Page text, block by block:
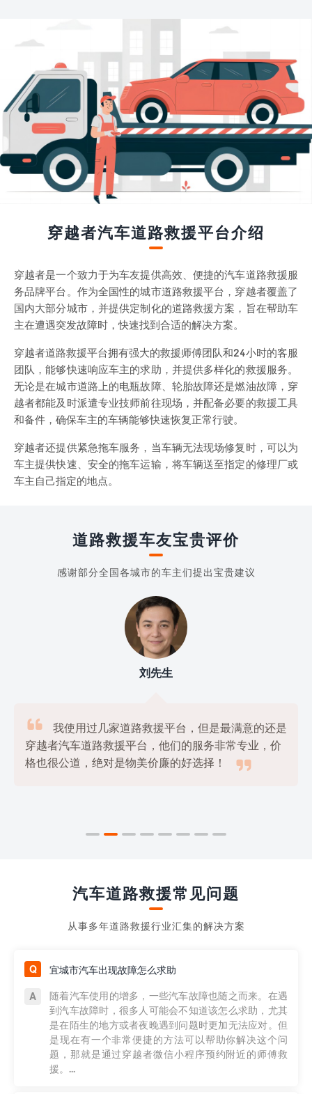
穿越者汽车道路救援平台介绍
穿越者是一个致力于为车友提供高效、便捷的汽车道路救援服
务品牌平台。作为全国性的城市道路救援平台，穿越者覆盖了
国内大部分城市，并提供定制化的道路救援方案，旨在帮助车
主在遭遇突发故障时，快速找到合适的解决方案。
穿越者道路救援平台拥有强大的救援师傅团队和24小时的客服
团队，能够快速响应车主的求助，并提供多样化的救援服务。
无论是在城市道路上的电瓶故障、轮胎故障还是燃油故障，穿
越者都能及时派遣专业技师前往现场，并配备必要的救援工具
和备件，确保车主的车辆能够快速恢复正常行驶。
穿越者还提供紧急拖车服务，当车辆无法现场修复时，可以为
车主提供快速、安全的拖车运输，将车辆送至指定的修理厂或
车主自己指定的地点。
道路救援车友宝贵评价
感谢部分全国各城市的车主们提出宝贵建议
刘先生

我使用过几家道路救援平台，但是最满意的还是
穿越者汽车道路救援平台，他们的服务非常专业，价
格也很公道，绝对是物美价廉的好选择！

汽车道路救援常见问题
从事多年道路救援行业汇集的解决方案
宜城市汽车出现故障怎么求助
随着汽车使用的增多，一些汽车故障也随之而来。在遇
到汽车故障时，很多人可能会不知道该怎么求助，尤其
是在陌生的地方或者夜晚遇到问题时更加无法应对。但
是现在有一个非常便捷的方法可以帮助你解决这个问
题，那就是通过穿越者微信小程序预约附近的师傅救
援。...